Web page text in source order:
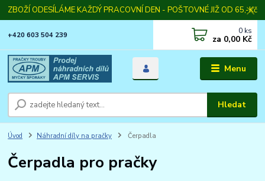
ZBOŽÍ ODESÍLÁME KAŽDÝ PRACOVNÍ DEN - POŠTOVNÉ JIŽ OD 65,-Kč
Menu
Hledat
+420 603 504 239 0 ks
za 0,00 Kč
Úvod Náhradní díly na pračky Čerpadla
Čerpadla pro pračky